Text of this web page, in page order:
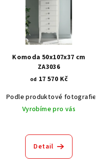
Akát vintage BT1551
Dub světlý
Komoda 50x107x37 cm
ZA3036
od 17 570 Kč
Podle produktové fotografie
Vyrobíme pro vás
Detail